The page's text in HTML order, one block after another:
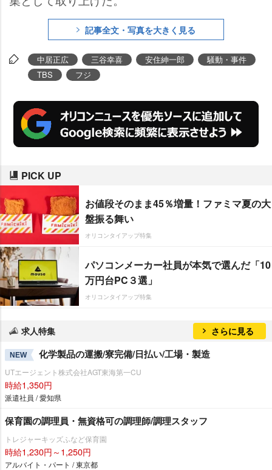
記事全文・写真を大きく見る
中居正広 三谷幸喜 安住紳一郎
騒動・事件
TBS
フジ
PICK UP
お値段そのまま45％増量！ファミマ夏の大
盤振る舞い
オリコンタイアップ特集
パソコンメーカー社員が本気で選んだ「10
万円台PC３選」
オリコンタイアップ特集
求人特集 さらに見る
NEW 化学製品の運搬/寮完備/日払い/工場・製造
UTエージェント株式会社AGT東海第一CU
時給1,350円
派遣社員 / 愛知県
保育園の調理員・無資格可の調理師/調理スタッフ
トレジャーキッズふなど保育園
時給1,230円～1,250円
アルバイト・パート / 東京都